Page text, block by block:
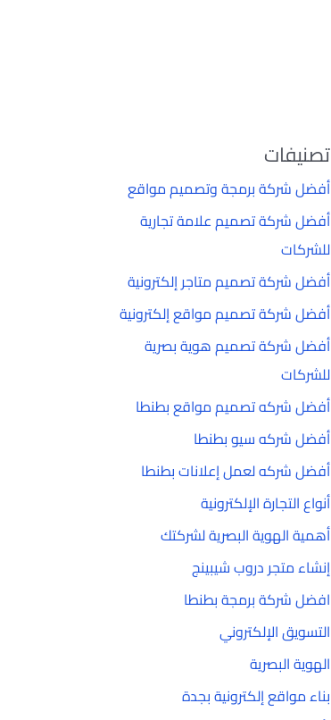
تصنيفات
أفضل شركة برمجة وتصميم مواقع
أفضل شركة تصميم علامة تجارية
للشركات
أفضل شركة تصميم متاجر إلكترونية
أفضل شركة تصميم مواقع إلكترونية
أفضل شركة تصميم هوية بصرية
للشركات
أفضل شركه تصميم مواقع بطنطا
أفضل شركه سيو بطنطا
أفضل شركه لعمل إعلانات بطنطا
أنواع التجارة الإلكترونية
أهمية الهوية البصرية لشركتك
إنشاء متجر دروب شيبينج
افضل شركة برمجة بطنطا
التسويق الإلكتروني
الهوية البصرية
بناء مواقع إلكترونية بجدة